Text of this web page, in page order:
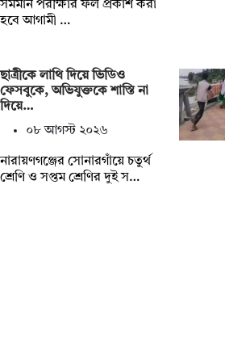
সমমান পরীক্ষার ফল প্রকাশ করা
হবে আগামী …
ছাত্রীকে লাথি দিয়ে ভিডিও
ফেসবুকে, অভিযুক্তকে শাস্তি না
দিয়ে…
০৮ আগস্ট ২০২৬
নারায়ণগঞ্জের সোনারগাঁয়ে চতুর্থ
শ্রেণি ও সপ্তম শ্রেণির দুই স…